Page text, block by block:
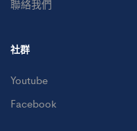
聯絡我們
社群
Youtube
Facebook